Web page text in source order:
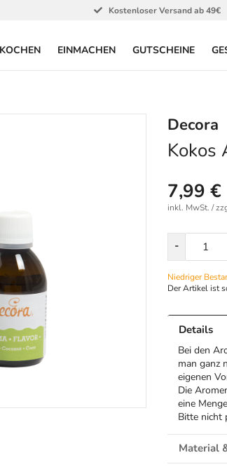
Kostenloser Versand ab 49€
KOCHEN EINMACHEN GUTSCHEINE
Decora
Kokos
7,99 €
inkl. MwSt. /
-
Niedriger
Der Artikel ist
Details
Bei den
man ganz
eigenen
Die
eine
Bitte nicht
Material